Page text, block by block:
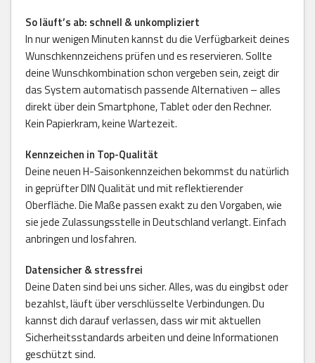
So läuft’s ab: schnell & unkompliziert
In nur wenigen Minuten kannst du die Verfügbarkeit deines
Wunschkennzeichens prüfen und es reservieren. Sollte
deine Wunschkombination schon vergeben sein, zeigt dir
das System automatisch passende Alternativen – alles
direkt über dein Smartphone, Tablet oder den Rechner.
Kein Papierkram, keine Wartezeit.
Kennzeichen in Top-Qualität
Deine neuen H-Saisonkennzeichen bekommst du natürlich
in geprüfter DIN Qualität und mit reflektierender
Oberfläche. Die Maße passen exakt zu den Vorgaben, wie
sie jede Zulassungsstelle in Deutschland verlangt. Einfach
anbringen und losfahren.
Datensicher & stressfrei
Deine Daten sind bei uns sicher. Alles, was du eingibst oder
bezahlst, läuft über verschlüsselte Verbindungen. Du
kannst dich darauf verlassen, dass wir mit aktuellen
Sicherheitsstandards arbeiten und deine Informationen
geschützt sind.